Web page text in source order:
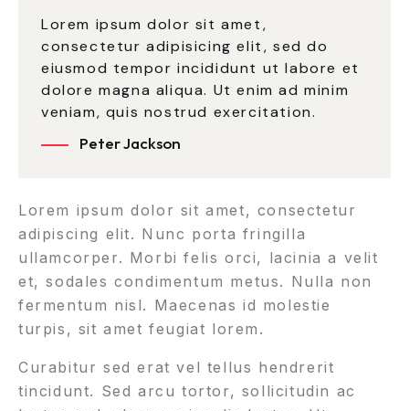
Lorem ipsum dolor sit amet,
consectetur adipisicing elit, sed do
eiusmod tempor incididunt ut labore et
dolore magna aliqua. Ut enim ad minim
veniam, quis nostrud exercitation.
Peter Jackson
Lorem ipsum dolor sit amet, consectetur
adipiscing elit. Nunc porta fringilla
ullamcorper. Morbi felis orci, lacinia a velit
et, sodales condimentum metus. Nulla non
fermentum nisl. Maecenas id molestie
turpis, sit amet feugiat lorem.
Curabitur sed erat vel tellus hendrerit
tincidunt. Sed arcu tortor, sollicitudin ac